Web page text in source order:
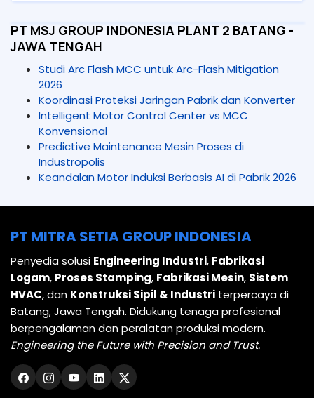
PT MSJ GROUP INDONESIA PLANT 2 BATANG -
JAWA TENGAH
Studi Arc Flash MCC untuk Arc-Flash Mitigation
2026
Koordinasi Proteksi Jaringan Pabrik dan Konverter
Intelligent Motor Control Center vs MCC
Konvensional
Predictive Maintenance Mesin Proses di
Industropolis
Keandalan Motor Induksi Berbasis AI di Pabrik 2026
PT MITRA SETIA GROUP INDONESIA
Penyedia solusi Engineering Industri, Fabrikasi
Logam, Proses Stamping, Fabrikasi Mesin, Sistem
HVAC, dan Konstruksi Sipil & Industri terpercaya di
Batang, Jawa Tengah. Didukung tenaga profesional
berpengalaman dan peralatan produksi modern.
Engineering the Future with Precision and Trust.